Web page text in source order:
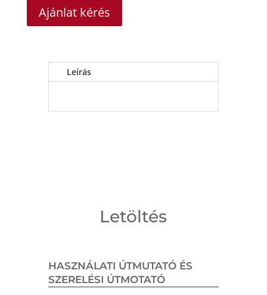
Ajánlat kérés
Leírás
Letöltés
HASZNÁLATI ÚTMUTATÓ ÉS
SZERELÉSI ÚTMOTATÓ